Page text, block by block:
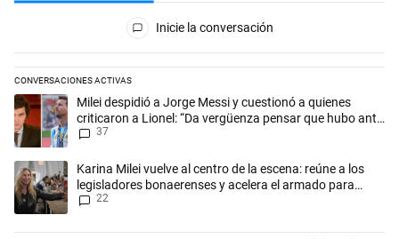
Todos los comentarios
Inicie la conversación
CONVERSACIONES ACTIVAS
Este listado muestra los artículos con más comentarios en los
Un artículo de tendencia con el título "Milei despidió a Jorge Messi y
Milei despidió a Jorge Messi y cuestionó a quienes
criticaron a Lionel: “Da vergüenza pensar que hubo anti-
Messi”
37
Un artículo de tendencia con el título "Karina Milei vuelve al centro de
Karina Milei vuelve al centro de la escena: reúne a los
legisladores bonaerenses y acelera el armado para
2027
22